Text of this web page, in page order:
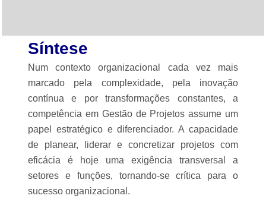
Síntese
Num contexto organizacional cada vez mais
marcado pela complexidade, pela inovação
contínua e por transformações constantes, a
competência em Gestão de Projetos assume um
papel estratégico e diferenciador. A capacidade
de planear, liderar e concretizar projetos com
eficácia é hoje uma exigência transversal a
setores e funções, tornando-se crítica para o
sucesso organizacional.